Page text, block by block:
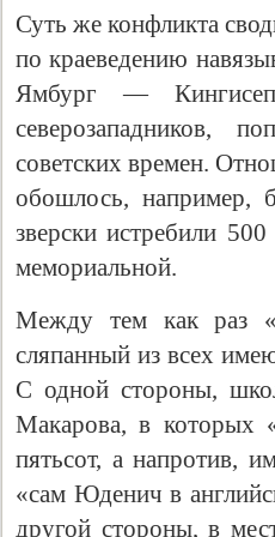
Суть же конфликта
по краеведению
Ямбург —
северозападников,
советских времен.
обошлось, например,
зверски истребили
мемориальной.
Между тем как раз
сляпанный из всех
С одной стороны,
Макарова, в которых
пятьсот, а напротив,
«сам Юденич в
другой стороны, в